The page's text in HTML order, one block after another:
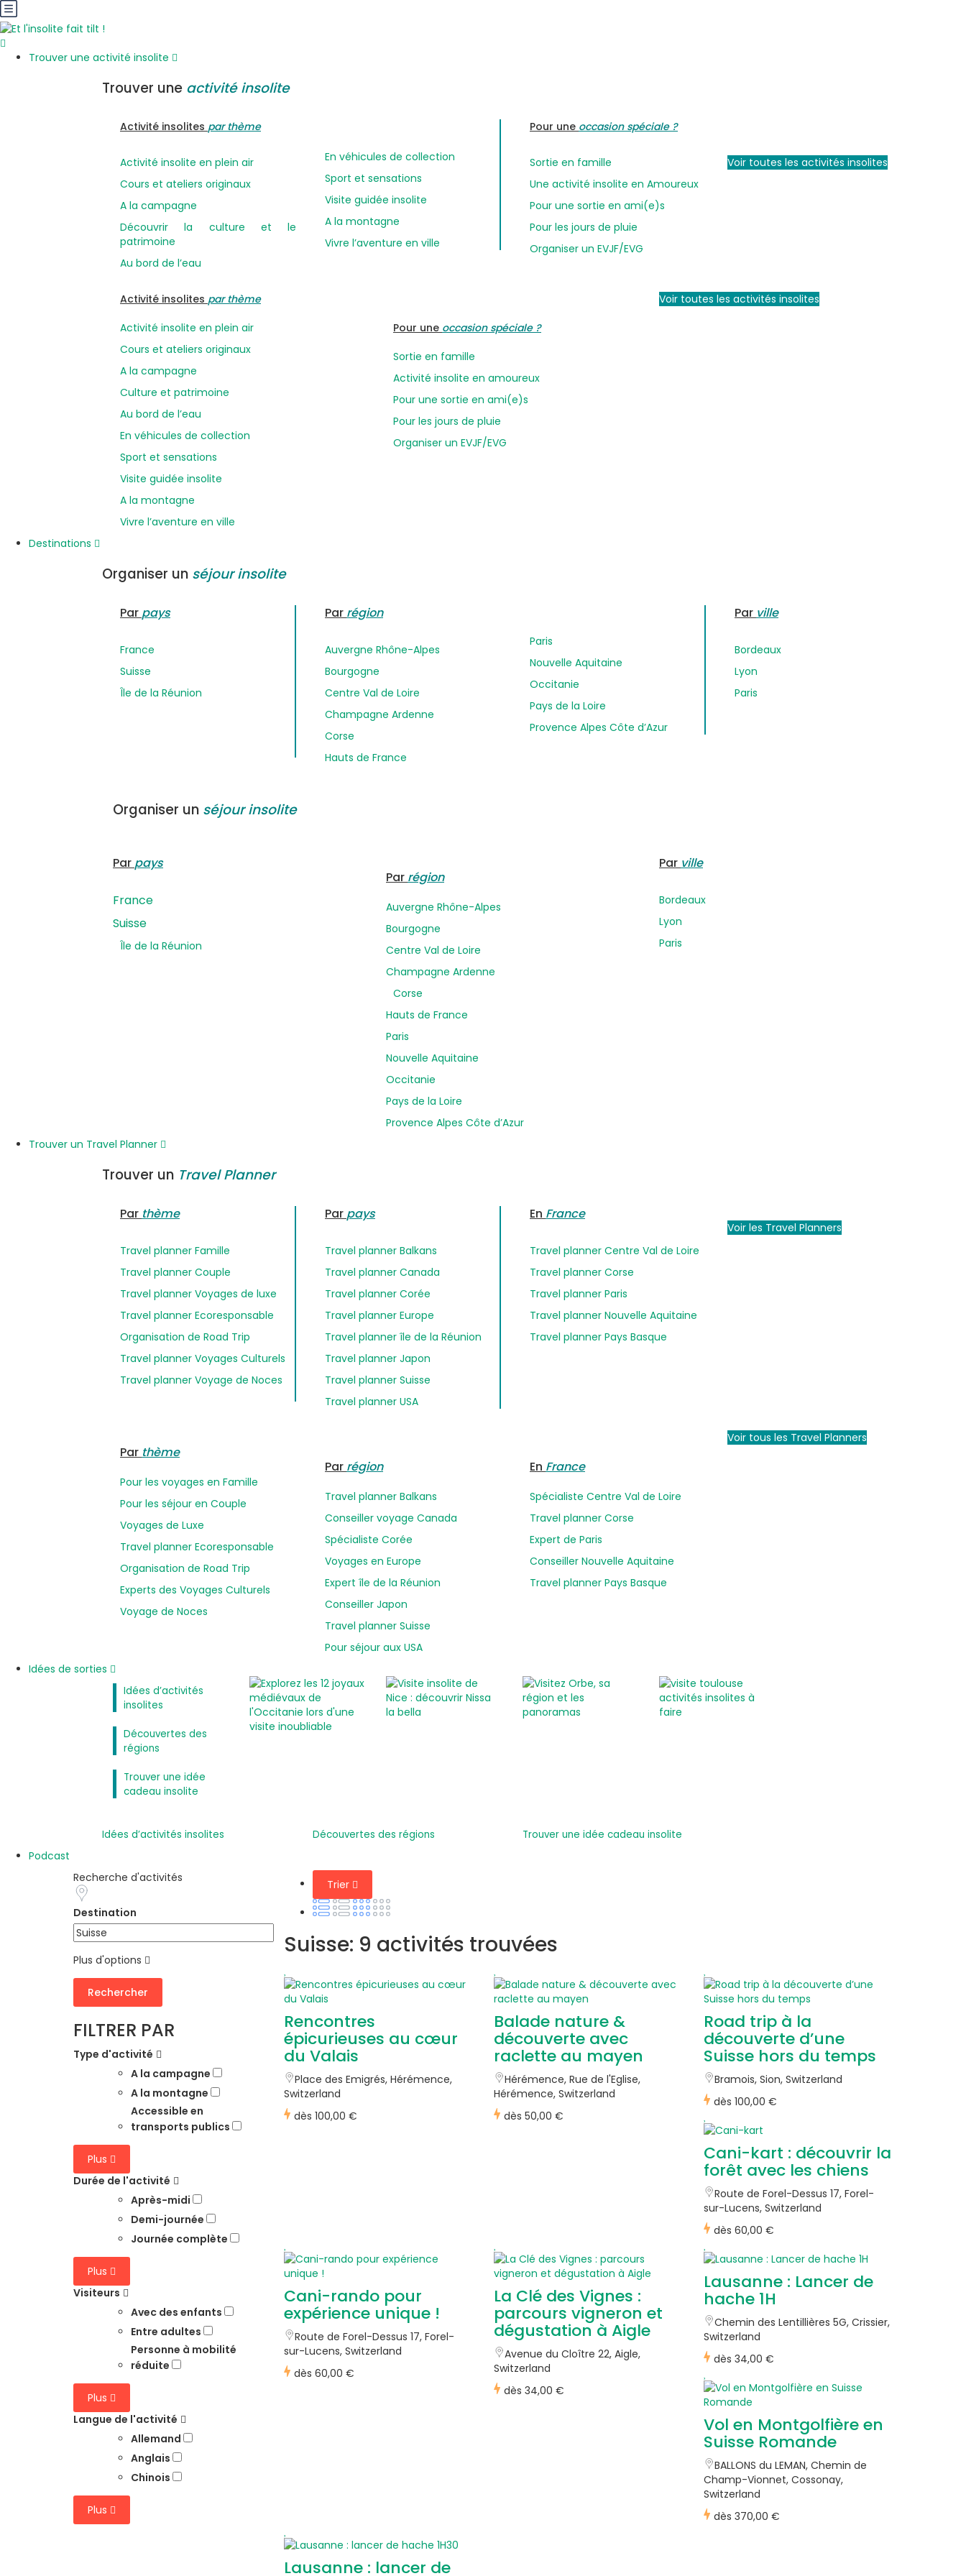
Trouver une activité insolite
Trouver une activité insolite
Activité insolites par thème
Activité insolite en plein air
Cours et ateliers originaux
A la campagne
Découvrir la culture et le
patrimoine
Au bord de l’eau
En véhicules de collection
Sport et sensations
Visite guidée insolite
A la montagne
Vivre l’aventure en ville
Pour une occasion spéciale ?
Sortie en famille
Une activité insolite en Amoureux
Pour une sortie en ami(e)s
Pour les jours de pluie
Organiser un EVJF/EVG
Voir toutes les activités insolites
Activité insolites par thème
Activité insolite en plein air
Cours et ateliers originaux
A la campagne
Culture et patrimoine
Au bord de l’eau
En véhicules de collection
Sport et sensations
Visite guidée insolite
A la montagne
Vivre l’aventure en ville
Pour une occasion spéciale ?
Sortie en famille
Activité insolite en amoureux
Pour une sortie en ami(e)s
Pour les jours de pluie
Organiser un EVJF/EVG
Voir toutes les activités insolites
Destinations
Organiser un séjour insolite
Par pays
France
Suisse
Île de la Réunion
Par région
Auvergne Rhône-Alpes
Bourgogne
Centre Val de Loire
Champagne Ardenne
Corse
Hauts de France
Paris
Nouvelle Aquitaine
Occitanie
Pays de la Loire
Provence Alpes Côte d’Azur
Par ville
Bordeaux
Lyon
Paris
Organiser un séjour insolite
Par pays
France
Suisse
Île de la Réunion
Par région
Auvergne Rhône-Alpes
Bourgogne
Centre Val de Loire
Champagne Ardenne
Corse
Hauts de France
Paris
Nouvelle Aquitaine
Occitanie
Pays de la Loire
Provence Alpes Côte d’Azur
Par ville
Bordeaux
Lyon
Paris
Trouver un Travel Planner
Trouver un Travel Planner
Par thème
Travel planner Famille
Travel planner Couple
Travel planner Voyages de luxe
Travel planner Ecoresponsable
Organisation de Road Trip
Travel planner Voyages Culturels
Travel planner Voyage de Noces
Par pays
Travel planner Balkans
Travel planner Canada
Travel planner Corée
Travel planner Europe
Travel planner île de la Réunion
Travel planner Japon
Travel planner Suisse
Travel planner USA
En France
Travel planner Centre Val de Loire
Travel planner Corse
Travel planner Paris
Travel planner Nouvelle Aquitaine
Travel planner Pays Basque
Voir les Travel Planners
Par thème
Pour les voyages en Famille
Pour les séjour en Couple
Voyages de Luxe
Travel planner Ecoresponsable
Organisation de Road Trip
Experts des Voyages Culturels
Voyage de Noces
Par région
Travel planner Balkans
Conseiller voyage Canada
Spécialiste Corée
Voyages en Europe
Expert île de la Réunion
Conseiller Japon
Travel planner Suisse
Pour séjour aux USA
En France
Spécialiste Centre Val de Loire
Travel planner Corse
Expert de Paris
Conseiller Nouvelle Aquitaine
Travel planner Pays Basque
Voir tous les Travel Planners
Idées de sorties
Idées d’activités
insolites
Découvertes des
régions
Trouver une idée
cadeau insolite
Idées d’activités insolites Découvertes des régions Trouver une idée cadeau insolite
Podcast
Recherche d'activités
Destination
Plus d'options
Rechercher
FILTRER PAR
Type d'activité
A la campagne
A la montagne
Accessible en
transports publics
Plus
Durée de l'activité
Après-midi
Demi-journée
Journée complète
Plus
Visiteurs
Avec des enfants
Entre adultes
Personne à mobilité
réduite
Plus
Langue de l'activité
Allemand
Anglais
Chinois
Plus
Trier
Suisse: 9 activités trouvées
Rencontres
épicurieuses au cœur
du Valais
Place des Emigrés, Hérémence,
Switzerland
dès 100,00 €
Balade nature &
découverte avec
raclette au mayen
Hérémence, Rue de l'Eglise,
Hérémence, Switzerland
dès 50,00 €
Road trip à la
découverte d’une
Suisse hors du temps
Bramois, Sion, Switzerland
dès 100,00 €
Cani-kart : découvrir la
forêt avec les chiens
Route de Forel-Dessus 17, Forel-
sur-Lucens, Switzerland
dès 60,00 €
Cani-rando pour
expérience unique !
Route de Forel-Dessus 17, Forel-
sur-Lucens, Switzerland
dès 60,00 €
La Clé des Vignes :
parcours vigneron et
dégustation à Aigle
Avenue du Cloître 22, Aigle,
Switzerland
dès 34,00 €
Lausanne : Lancer de
hache 1H
Chemin des Lentillières 5G, Crissier,
Switzerland
dès 34,00 €
Vol en Montgolfière en
Suisse Romande
BALLONS du LEMAN, Chemin de
Champ-Vionnet, Cossonay,
Switzerland
dès 370,00 €
Lausanne : lancer de